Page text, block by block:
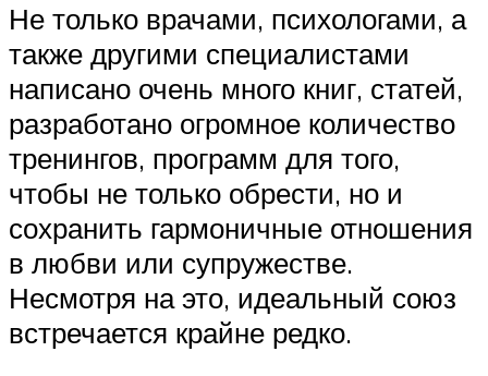
Не только врачами, психологами, а
также другими специалистами
написано очень много книг, статей,
разработано огромное количество
тренингов, программ для того,
чтобы не только обрести, но и
сохранить гармоничные отношения
в любви или супружестве.
Несмотря на это, идеальный союз
встречается крайне редко.